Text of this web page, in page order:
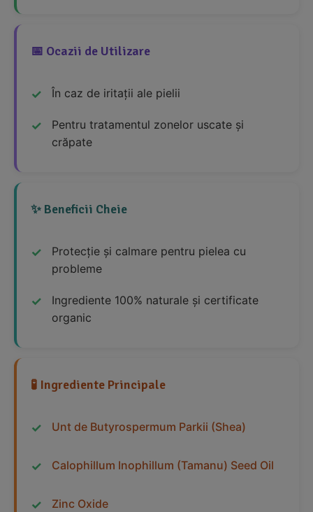
📅 Ocazii de Utilizare
În caz de iritații ale pielii
Pentru tratamentul zonelor uscate și
crăpate
✨ Beneficii Cheie
Protecție și calmare pentru pielea cu
probleme
Ingrediente 100% naturale și certificate
organic
🧪 Ingrediente Principale
Unt de Butyrospermum Parkii (Shea)
Calophillum Inophillum (Tamanu) Seed Oil
Zinc Oxide